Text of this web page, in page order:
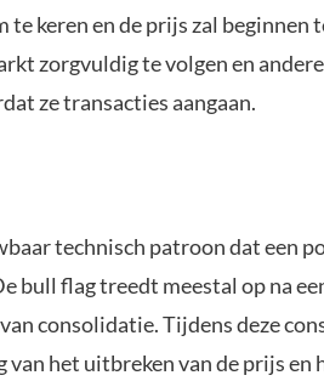
keren en de prijs zal beginnen
zorgvuldig te volgen en
ze transacties aangaan.
technisch patroon dat een
bull flag treedt meestal op na
consolidatie. Tijdens deze
van het uitbreken van de prijs